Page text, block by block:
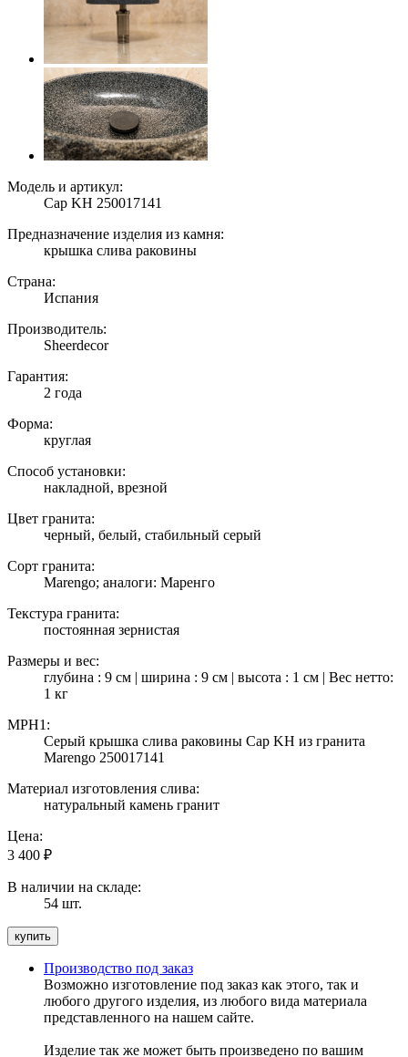
Модель и артикул:
Cap KH 250017141
Предназначение изделия из камня:
крышка слива раковины
Страна:
Испания
Производитель:
Sheerdecor
Гарантия:
2 года
Форма:
круглая
Способ установки:
накладной, врезной
Цвет гранита:
черный, белый, стабильный серый
Сорт гранита:
Marengo; аналоги: Маренго
Текстура гранита:
постоянная зернистая
Размеры и вес:
глубина : 9 см | ширина : 9 см | высота : 1 см | Вес нетто:
1 кг
MPH1:
Серый крышка слива раковины Cap KH из гранита
Marengo 250017141
Материал изготовления слива:
натуральный камень гранит
Цена:
3 400 ₽
В наличии на складе:
54 шт.
Производство под заказ
Возможно изготовление под заказ как этого, так и
любого другого изделия, из любого вида материала
представленного на нашем сайте.
Изделие так же может быть произведено по вашим